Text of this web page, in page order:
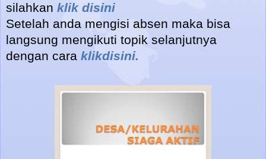
silahkan klik disini
Setelah anda mengisi absen maka bisa
langsung mengikuti topik selanjutnya
dengan cara klikdisini.